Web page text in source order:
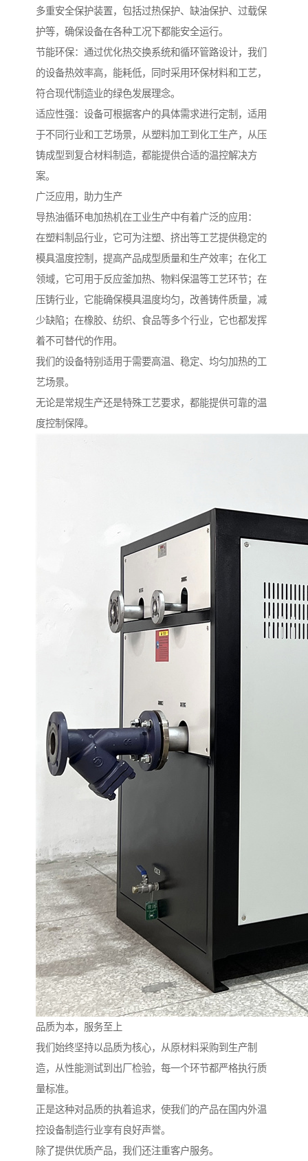
多重安全保护装置，包括过热保护、缺油保护、过载保
护等，确保设备在各种工况下都能安全运行。
节能环保：通过优化热交换系统和循环管路设计，我们
的设备热效率高，能耗低，同时采用环保材料和工艺，
符合现代制造业的绿色发展理念。
适应性强：设备可根据客户的具体需求进行定制，适用
于不同行业和工艺场景，从塑料加工到化工生产，从压
铸成型到复合材料制造，都能提供合适的温控解决方
案。
广泛应用，助力生产
导热油循环电加热机在工业生产中有着广泛的应用：
在塑料制品行业，它可为注塑、挤出等工艺提供稳定的
模具温度控制，提高产品成型质量和生产效率；在化工
领域，它可用于反应釜加热、物料保温等工艺环节；在
压铸行业，它能确保模具温度均匀，改善铸件质量，减
少缺陷；在橡胶、纺织、食品等多个行业，它也都发挥
着不可替代的作用。
我们的设备特别适用于需要高温、稳定、均匀加热的工
艺场景。
无论是常规生产还是特殊工艺要求，都能提供可靠的温
度控制保障。
品质为本，服务至上
我们始终坚持以品质为核心，从原材料采购到生产制
造，从性能测试到出厂检验，每一个环节都严格执行质
量标准。
正是这种对品质的执着追求，使我们的产品在国内外温
控设备制造行业享有良好声誉。
除了提供优质产品，我们还注重客户服务。